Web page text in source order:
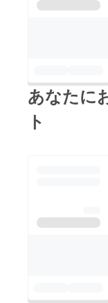
チーム
全国大
りを迎
なくベ
ション
あなたに
ト